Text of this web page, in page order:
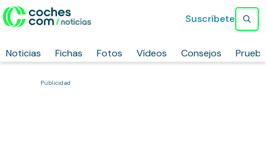
Noticias Fichas Fotos Vídeos Consejos
Suscríbete
Publicidad